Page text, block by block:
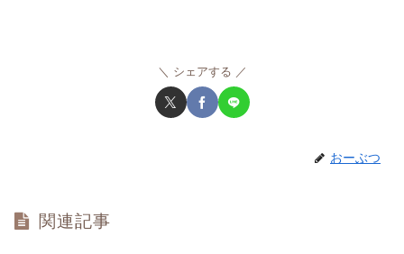
シェアする
おーぶつ
関連記事